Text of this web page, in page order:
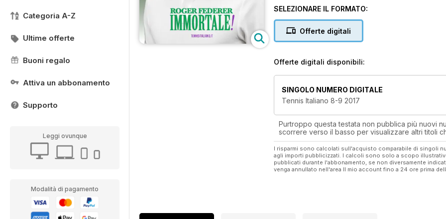
Categoria A-Z
Ultime offerte
Buoni regalo
Attiva un abbonamento
Supporto
Leggi ovunque
Modalità di pagamento
principali settori di riferimento della rivista che tra i
regolarmente prove di laboratorio. I test di gioco
SELEZIONARE IL FORMATO:
Offerte digitali
Offerte digitali disponibili:
SINGOLO NUMERO DIGITALE
Tennis Italiano 8-9 2017
Purtroppo questa testata non pubblica più nuovi
scorrere verso il basso per visualizzare altri titoli
I risparmi sono calcolati sull'acquisto comparabile di singoli
agli importi pubblicizzati. I calcoli sono solo a scopo
pubblicati durante l'abbonamento, se non diversamente
venga annullato nell'area Il mio account fino a 24 ore prima